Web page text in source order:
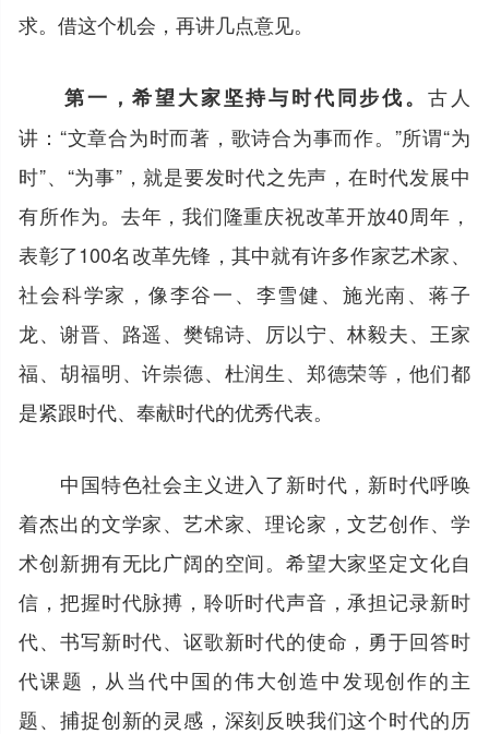
求。借这个机会，再讲几点意见。
第一，希望大家坚持与时代同步伐。 古人
讲：“文章合为时而著，歌诗合为事而作。”所谓“为
时”、“为事”，就是要发时代之先声，在时代发展中
有所作为。去年，我们隆重庆祝改革开放40周年，
表彰了100名改革先锋，其中就有许多作家艺术家、
社会科学家，像李谷一、李雪健、施光南、蒋子
龙、谢晋、路遥、樊锦诗、厉以宁、林毅夫、王家
福、胡福明、许崇德、杜润生、郑德荣等，他们都
是紧跟时代、奉献时代的优秀代表。
中国特色社会主义进入了新时代，新时代呼唤
着杰出的文学家、艺术家、理论家，文艺创作、学
术创新拥有无比广阔的空间。希望大家坚定文化自
信，把握时代脉搏，聆听时代声音，承担记录新时
代、书写新时代、讴歌新时代的使命，勇于回答时
代课题，从当代中国的伟大创造中发现创作的主
题、捕捉创新的灵感，深刻反映我们这个时代的历